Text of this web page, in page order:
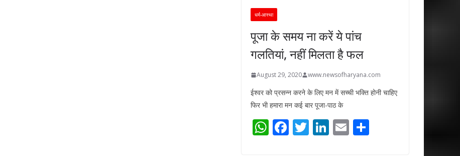
धर्म-आस्था
पूजा के समय ना करें ये पांच
गलतियां, नहीं मिलता है फल
August 29, 2020 www.newsofharyana.com
ईश्वर को प्रसन्न करने के लिए मन में सच्ची भक्ति होनी चाहिए
फिर भी हमारा मन कई बार पूजा-पाठ के
W F T Li E